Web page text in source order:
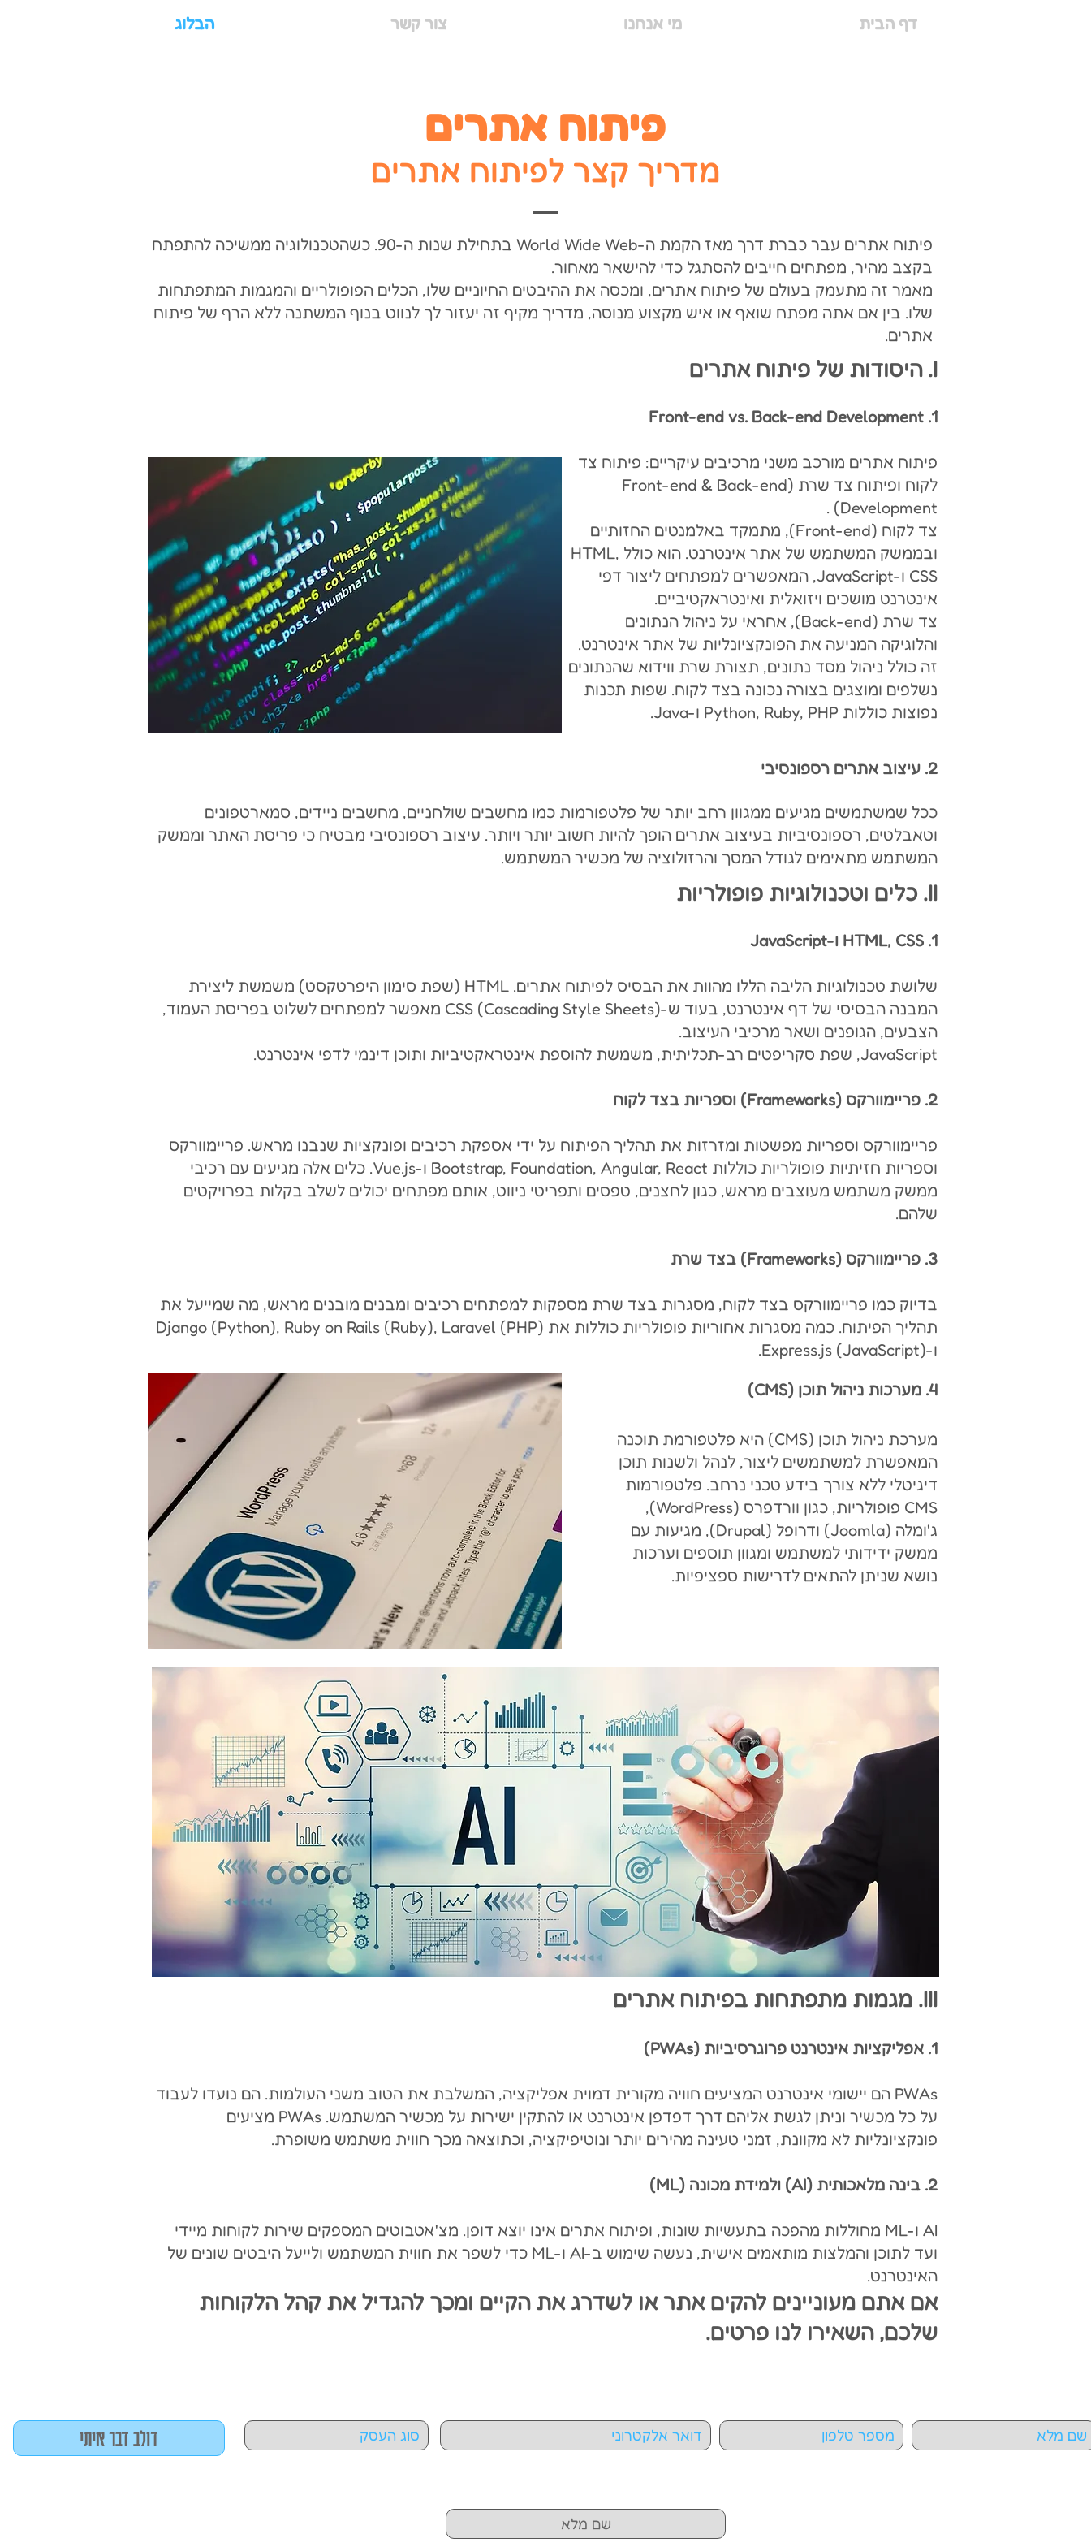
דף הבית מי אנחנו צור קשר הבלוג
פיתוח אתרים
מדריך קצר לפיתוח אתרים
פיתוח אתרים עבר כברת דרך מאז הקמת ה-World Wide Web בתחילת שנות ה-90. כשהטכנולוגיה ממשיכה להתפתח
בקצב מהיר, מפתחים חייבים להסתגל כדי להישאר מאחור.
מאמר זה מתעמק בעולם של פיתוח אתרים, ומכסה את ההיבטים החיוניים שלו, הכלים הפופולריים והמגמות המתפתחות
שלו. בין אם אתה מפתח שואף או איש מקצוע מנוסה, מדריך מקיף זה יעזור לך לנווט בנוף המשתנה ללא הרף של פיתוח
אתרים.
I. היסודות של פיתוח אתרים
1. Front-end vs. Back-end Development
פיתוח אתרים מורכב משני מרכיבים עיקריים: פיתוח צד
לקוח ופיתוח צד שרת (Front-end & Back-end
Development) .
צד לקוח (Front
-end), מתמקד באלמנטים החזותיים
ובממשק המשתמש של אתר אינטרנט. הוא כולל HTML,
CSS ו-JavaScript, המאפשרים למפתחים ליצור דפי
אינטרנט מושכים ויזואלית ואינטראקטיביים.
צד שרת (Back-end), אחראי על ניהול הנתונים
והלוגיקה המניעה את הפונקציונליות של אתר אינטרנט.
זה כולל ניהול מסד נתונים, תצורת שרת ווידוא שהנתונים
נשלפים ומוצגים בצורה נכונה בצד לקוח. שפות תכנות
נפוצות כוללות Python, Ruby, PHP ו-Java.
2. עיצוב אתרים רספונסיבי
ככל שמשתמשים מגיעים ממגוון רחב יותר של פלטפורמות כמו מחשבים שולחניים, מחשבים ניידים, סמארטפונים
וטאבלטים, רספונסיביות בעיצוב אתרים הופך להיות חשוב יותר ויותר. עיצוב רספונסיבי מבטיח כי פריסת האתר וממשק
המשתמש מתאימים לגודל המסך והרזולוציה של מכשיר המשתמש.
II. כלים וטכנולוגיות פופולריות
1. HTML, CSS ו-JavaScript
שלושת טכנולוגיות הליבה הללו מהוות את הבסיס לפיתוח אתרים. HTML (שפת סימון היפרטקסט) משמשת ליצירת
המבנה הבסיסי של דף אינטרנט, בעוד ש-CSS (Cascading Style Sheets) מאפשר למפתחים לשלוט בפריסת העמוד,
הצבעים, הגופנים ושאר מרכיבי העיצוב.
JavaScript, שפת סקריפטים רב-תכליתית, משמשת להוספת אינטראקטיביות ותוכן דינמי לדפי אינטרנט.
2. פריימוורקס (Frameworks) וספריות בצד לקוח
פריימוורקס וספריות מפשטות ומזרזות את תהליך הפיתוח על ידי אספקת רכיבים ופונקציות שנבנו מראש. פריימוורקס
וספריות חזיתיות פופולריות כוללות Bootstrap, Foundation, Angular, React ו-Vue.js. כלים אלה מגיעים עם רכיבי
ממשק משתמש מעוצבים מראש, כגון לחצנים, טפסים ותפריטי ניווט, אותם מפתחים יכולים לשלב בקלות בפרויקטים
שלהם.
3. פריימוורקס (Frameworks) בצד שרת
בדיוק כמו פריימוורקס בצד לקוח, מסגרות בצד שרת מספקות למפתחים רכיבים ומבנים מובנים מראש, מה שמייעל את
תהליך הפיתוח. כמה מסגרות אחוריות פופולריות כוללות את Django (Python), Ruby on Rails (Ruby), Laravel (PHP)
ו-Express.js (JavaScript).
4. מערכות ניהול תוכן (CMS)
מערכת ניהול תוכן (CMS) היא פלטפורמת תוכנה
המאפשרת למשתמשים ליצור, לנהל ולשנות תוכן
דיגיטלי ללא צורך בידע טכני נרחב. פלטפורמות
CMS פופולריות, כגון וורדפרס (WordPress),
ג'ומלה (Joomla) ודרופל (Drupal), מגיעות עם
ממשק ידידותי למשתמש ומגוון תוספים וערכות
נושא שניתן להתאים לדרישות ספציפיות.
III. מגמו ת מתפתחות בפיתוח אתרים
1. אפליקציות אינטרנט פרוגרסיביות (PWAs)
PWAs הם יישומי אינטרנט המציעים חוויה מקורית דמוית אפליקציה, המשלבת את הטוב משני העולמות. הם נועדו לעבוד
על כל מכשיר וניתן לגשת אליהם דרך דפדפן אינטרנט או להתקין ישירות על מכשיר המשתמש. PWAs מציעים
פונקציונליות לא מקוונת, זמני טעינה מהירים יותר ונוטיפיקציה, וכתוצאה מכך חווית משתמש משופרת.
2. בינה מ לאכותית (AI) ולמידת מכונה (ML)
AI ו-ML מחוללות מהפכה בתעשיות שונות, ופיתוח אתרים אינו יוצא דופן. מצ'אטבוטים המספקים שירות לקוחות מיידי
ועד לתוכן והמלצות מותאמים אישית, נעשה שימוש ב-AI ו-ML כדי לשפר את חווית המשתמש ולייעל היבטים שונים של
האינטרנט.
אם אתם מעוניינים להקים אתר או לשדרג את הקיים ומכך להגדיל את קהל הלקוחות
שלכם, השאירו לנו פרטים.
דולב דבר איתי